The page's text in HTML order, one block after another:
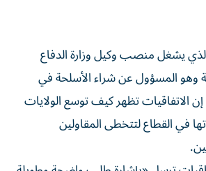
يشغل منصب وكيل وزارة الدفاع
وهو المسؤول عن شراء الأسلحة ​في
إن الاتفاقيات تظهر كيف توسع الولايات
في القطاع لتتخطى المقاولين